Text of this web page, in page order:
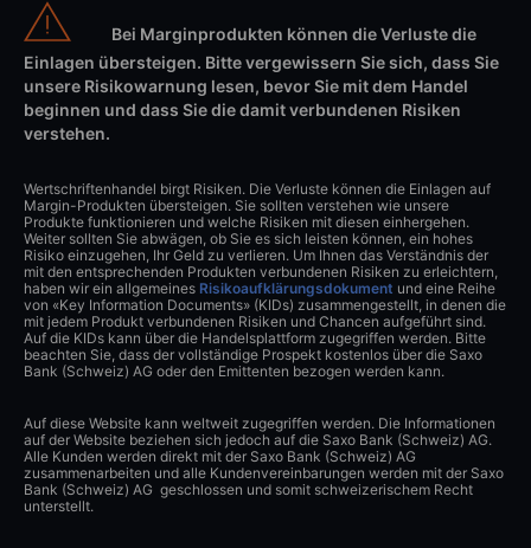
Bei Marginprodukten können die Verluste die
Einlagen übersteigen. Bitte vergewissern Sie sich, dass Sie
unsere Risikowarnung lesen, bevor Sie mit dem Handel
beginnen und dass Sie die damit verbundenen Risiken
verstehen.
Wertschriftenhandel birgt Risiken. Die Verluste können die Einlagen auf
Margin-Produkten übersteigen. Sie sollten verstehen wie unsere
Produkte funktionieren und welche Risiken mit diesen einhergehen.
Weiter sollten Sie abwägen, ob Sie es sich leisten können, ein hohes
Risiko einzugehen, Ihr Geld zu verlieren. Um Ihnen das Verständnis der
mit den entsprechenden Produkten verbundenen Risiken zu erleichtern,
haben wir ein allgemeines Risikoaufklärungsdokument und eine Reihe
von «Key Information Documents» (KIDs) zusammengestellt, in denen die
mit jedem Produkt verbundenen Risiken und Chancen aufgeführt sind.
Auf die KIDs kann über die Handelsplattform zugegriffen werden. Bitte
beachten Sie, dass der vollständige Prospekt kostenlos über die Saxo
Bank (Schweiz) AG oder den Emittenten bezogen werden kann.
Auf diese Website kann weltweit zugegriffen werden. Die Informationen
auf der Website beziehen sich jedoch auf die Saxo Bank (Schweiz) AG.
Alle Kunden werden direkt mit der Saxo Bank (Schweiz) AG
zusammenarbeiten und alle Kundenvereinbarungen werden mit der Saxo
Bank (Schweiz) AG geschlossen und somit schweizerischem Recht
unterstellt.